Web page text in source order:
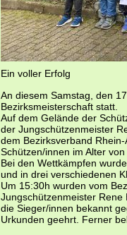
Ein voller Erfolg
An diesem Samstag, den
Bezirksmeisterschaft statt.
Auf dem Gelände der
der Jungschützenmeister
dem Bezirksverband
Schützen/innen im Alter
Bei den Wettkämpfen
und in drei verschiedenen
Um 15:30h wurden vom
Jungschützenmeister Rene
die Sieger/innen bekannt
Urkunden geehrt. Ferner